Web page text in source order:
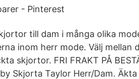
- Pinterest
till dam i många olika
inom herr mode. Välj mellan
skjortor. FRI FRAKT PÅ
Skjorta Taylor Herr/Dam.